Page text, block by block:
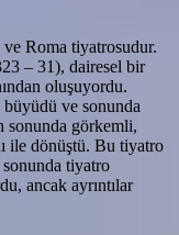
Roma tiyatrosudur.
– 31), dairesel bir
oluşuyordu.
ve sonunda
sonunda görkemli,
ile dönüştü. Bu tiyatro
sonunda tiyatro
ancak ayrıntılar